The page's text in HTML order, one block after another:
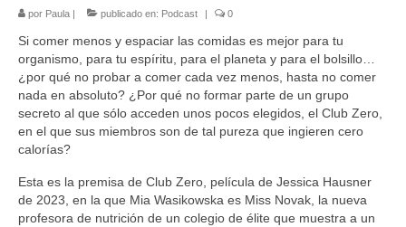
Alimentación sostenible
Nómadas digitales
Especiales
Sobre mí
por Paula publicado en: Podcast 0
Si comer menos y espaciar las comidas es mejor para tu
organismo, para tu espíritu, para el planeta y para el bolsillo…
¿por qué no probar a comer cada vez menos, hasta no comer
nada en absoluto? ¿Por qué no formar parte de un grupo
secreto al que sólo acceden unos pocos elegidos, el Club Zero,
en el que sus miembros son de tal pureza que ingieren cero
calorías?
Esta es la premisa de Club Zero, película de Jessica Hausner
de 2023, en la que Mia Wasikowska es Miss Novak, la nueva
profesora de nutrición de un colegio de élite que muestra a un